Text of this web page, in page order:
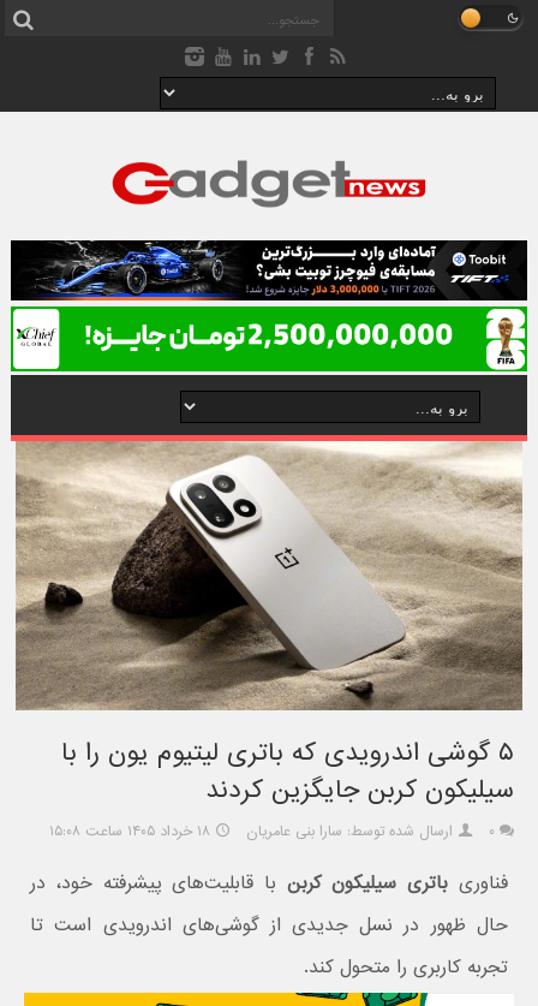
۵ گوشی اندرویدی که باتری لیتیوم یون را با
سیلیکون کربن جایگزین کردند
۰ ارسال شده توسط: سارا بنی عامریان ۱۸ خرداد ۱۴۰۵ ساعت ۱۵:۰۸
فناوری باتری سیلیکون کربن با قابلیت‌های پیشرفته خود، در
حال ظهور در نسل جدیدی از گوشی‌های اندرویدی است تا
تجربه کاربری را متحول کند.